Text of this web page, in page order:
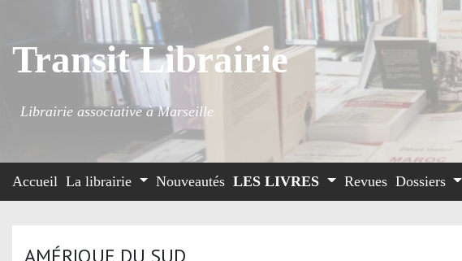
Transit Librairie
Librairie associative à Marseille
Accueil La librairie Nouveautés LES LIVRES Revues Dossiers
AMÉRIQUE DU SUD